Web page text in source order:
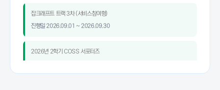
잡크래프트 트랙 3차 (서비스참여형)
진행일 2026.09.01 ~ 2026.09.30
2026년 2학기 COSS 서포터즈